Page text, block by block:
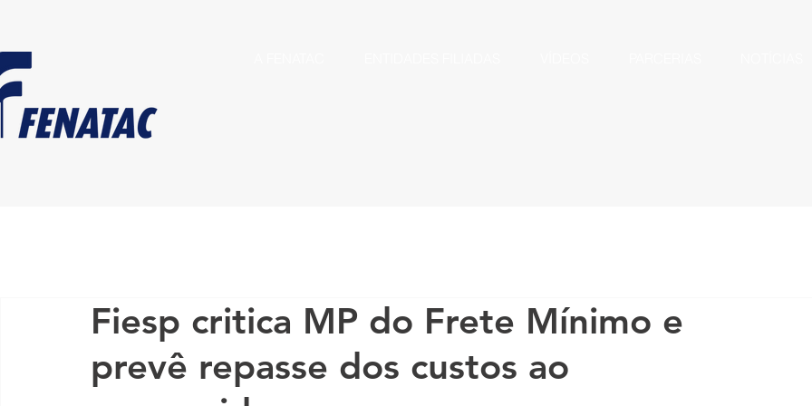
Fiesp critica MP do Frete Mínimo e
prevê repasse dos custos ao